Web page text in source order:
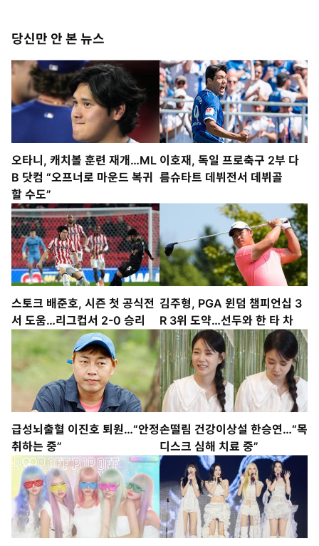
당신만 안 본 뉴스
오타니, 캐치볼 훈련 재개…ML
B 닷컴 “오프너로 마운드 복귀
할 수도”
이호재, 독일 프로축구 2부 다
름슈타트 데뷔전서 데뷔골
스토크 배준호, 시즌 첫 공식전
서 도움…리그컵서 2-0 승리
김주형, PGA 윈덤 챔피언십 3
R 3위 도약…선두와 한 타 차
급성뇌출혈 이진호 퇴원…“안정
취하는 중”
손떨림 건강이상설 한승연…“목
디스크 심해 치료 중”